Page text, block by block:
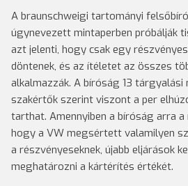
A braunschweigi tartományi
úgynevezett mintaperben próbálják
azt jelenti, hogy csak egy
döntenek, és az ítéletet az összes
alkalmazzák. A bíróság 13
szakértők szerint viszont a per
tarthat. Amennyiben a bíróság arra
hogy a VW megsértett valamilyen
a részvényeseknek, újabb eljárások
meghatározni a kártérítés értékét.